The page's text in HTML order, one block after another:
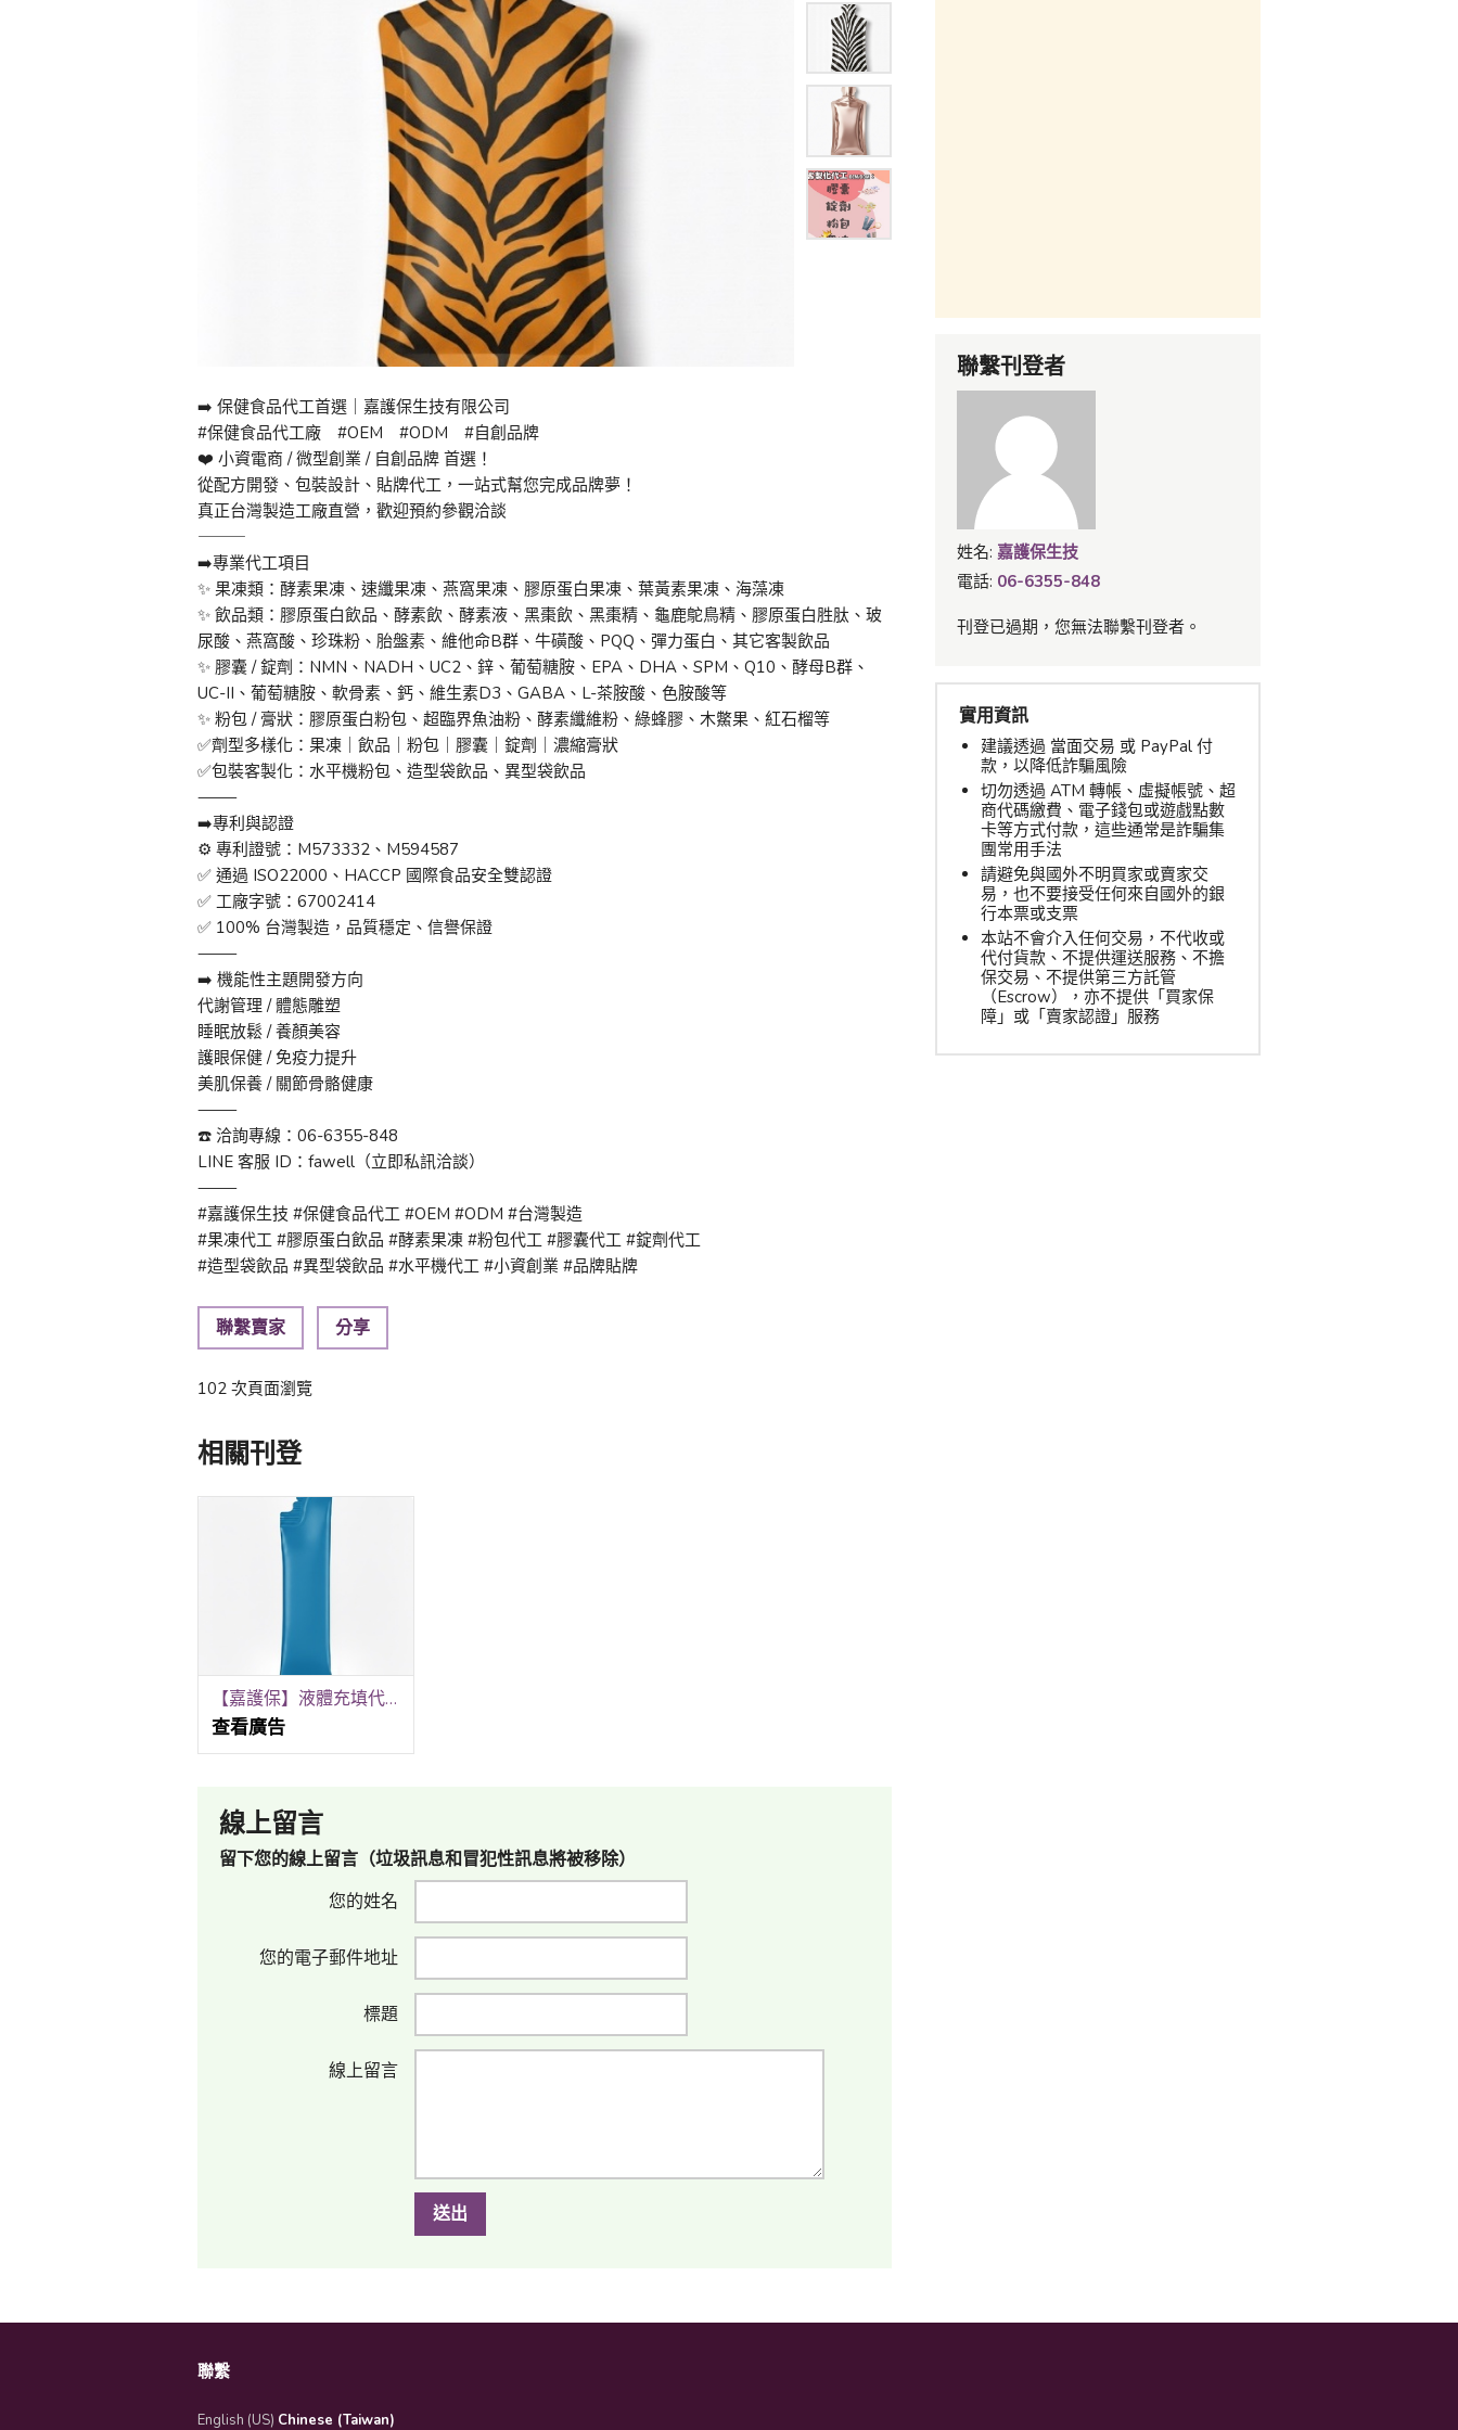
➡️ 保健食品代工首選｜嘉護保生技有限公司
#保健食品代工廠 #OEM #ODM #自創品牌
❤️ 小資電商 / 微型創業 / 自創品牌 首選！
從配方開發、包裝設計、貼牌代工，一站式幫您完成品牌夢！
真正台灣製造工廠直營，歡迎預約參觀洽談
⸻
➡️專業代工項目
✨ 果凍類：酵素果凍、速纖果凍、燕窩果凍、膠原蛋白果凍、葉黃素果凍、海藻凍
✨ 飲品類：膠原蛋白飲品、酵素飲、酵素液、黑棗飲、黑棗精、龜鹿鴕鳥精、膠原蛋白胜肽、玻
尿酸、燕窩酸、珍珠粉、胎盤素、維他命B群、牛磺酸、PQQ、彈力蛋白、其它客製飲品
✨ 膠囊 / 錠劑：NMN、NADH、UC2、鋅、葡萄糖胺、EPA、DHA、SPM、Q10、酵母B群、
UC-II、葡萄糖胺、軟骨素、鈣、維生素D3、GABA、L-茶胺酸、色胺酸等
✨ 粉包 / 膏狀：膠原蛋白粉包、超臨界魚油粉、酵素纖維粉、綠蜂膠、木鱉果、紅石榴等
✅劑型多樣化：果凍｜飲品｜粉包｜膠囊｜錠劑｜濃縮膏狀
✅包裝客製化：水平機粉包、造型袋飲品、異型袋飲品
⸻
➡️專利與認證
⚙️ 專利證號：M573332、M594587
✅ 通過 ISO22000、HACCP 國際食品安全雙認證
✅ 工廠字號：67002414
✅ 100% 台灣製造，品質穩定、信譽保證
⸻
➡️ 機能性主題開發方向
代謝管理 / 體態雕塑
睡眠放鬆 / 養顏美容
護眼保健 / 免疫力提升
美肌保養 / 關節骨骼健康
⸻
☎️ 洽詢專線：06-6355-848
LINE 客服 ID：fawell（立即私訊洽談）
⸻
#嘉護保生技 #保健食品代工 #OEM #ODM #台灣製造
#果凍代工 #膠原蛋白飲品 #酵素果凍 #粉包代工 #膠囊代工 #錠劑代工
#造型袋飲品 #異型袋飲品 #水平機代工 #小資創業 #品牌貼牌
聯繫賣家 分享
102 次頁面瀏覽
相關刊登
【嘉護保】液體充填代工-液體軟袋生產線-︱台灣客製化代工︱異型袋飲品、造型袋飲品、軟袋飲品、酵素果凍、飲品
查看廣告
線上留言
留下您的線上留言（垃圾訊息和冒犯性訊息將被移除）
您的姓名
您的電子郵件地址
標題
線上留言
送出
聯繫刊登者
姓名: 嘉護保生技
電話: 06-6355-848
刊登已過期，您無法聯繫刊登者。
實用資訊
建議透過 當面交易 或 PayPal 付
款，以降低詐騙風險
切勿透過 ATM 轉帳、虛擬帳號、超
商代碼繳費、電子錢包或遊戲點數
卡等方式付款，這些通常是詐騙集
團常用手法
請避免與國外不明買家或賣家交
易，也不要接受任何來自國外的銀
行本票或支票
本站不會介入任何交易，不代收或
代付貨款、不提供運送服務、不擔
保交易、不提供第三方託管
（Escrow），亦不提供「買家保
障」或「賣家認證」服務
聯繫
English (US) Chinese (Taiwan)